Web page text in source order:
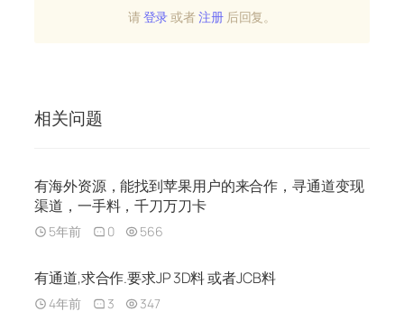
请登录或者注册后回复。
相关问题
有海外资源，能找到苹果用户的来合作，寻通道变现
渠道，一手料，千刀万刀卡
5年前 0 566
有通道,求合作.要求JP 3D料 或者JCB料
4年前 3 347